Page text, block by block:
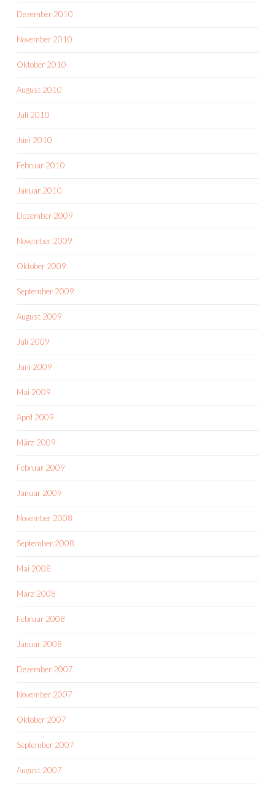
Dezember 2010
November 2010
Oktober 2010
August 2010
Juli 2010
Juni 2010
Februar 2010
Januar 2010
Dezember 2009
November 2009
Oktober 2009
September 2009
August 2009
Juli 2009
Juni 2009
Mai 2009
April 2009
März 2009
Februar 2009
Januar 2009
November 2008
September 2008
Mai 2008
März 2008
Februar 2008
Januar 2008
Dezember 2007
November 2007
Oktober 2007
September 2007
August 2007